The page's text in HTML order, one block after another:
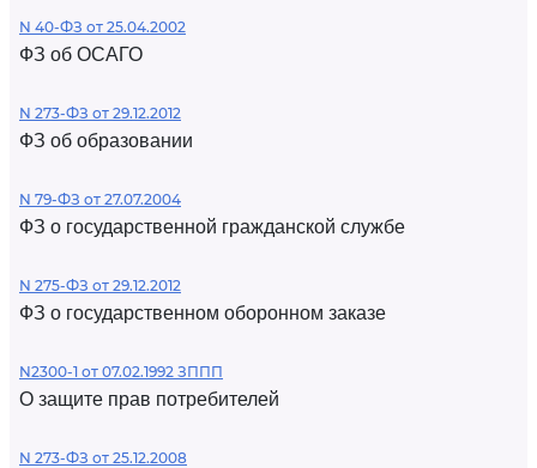
N 40-ФЗ от 25.04.2002
ФЗ об ОСАГО
N 273-ФЗ от 29.12.2012
ФЗ об образовании
N 79-ФЗ от 27.07.2004
ФЗ о государственной гражданской службе
N 275-ФЗ от 29.12.2012
ФЗ о государственном оборонном заказе
N2300-1 от 07.02.1992 ЗППП
О защите прав потребителей
N 273-ФЗ от 25.12.2008